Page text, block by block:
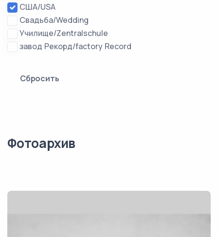
США/USA
Свадьба/Wedding
Училище/Zentralschule
завод Рекорд/factory Record
Сбросить
Фотоархив